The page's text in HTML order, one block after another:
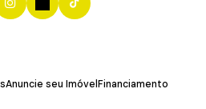
Anuncie seu Imóvel Financiamento